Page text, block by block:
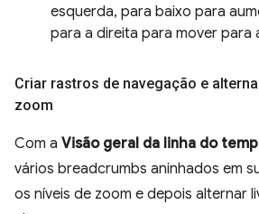
esquerda, para baixo para
para a direita para mover para
Criar rastros de navegação e
zoom
Com a Visão geral da linha do
vários breadcrumbs aninhados em
os níveis de zoom e depois alternar